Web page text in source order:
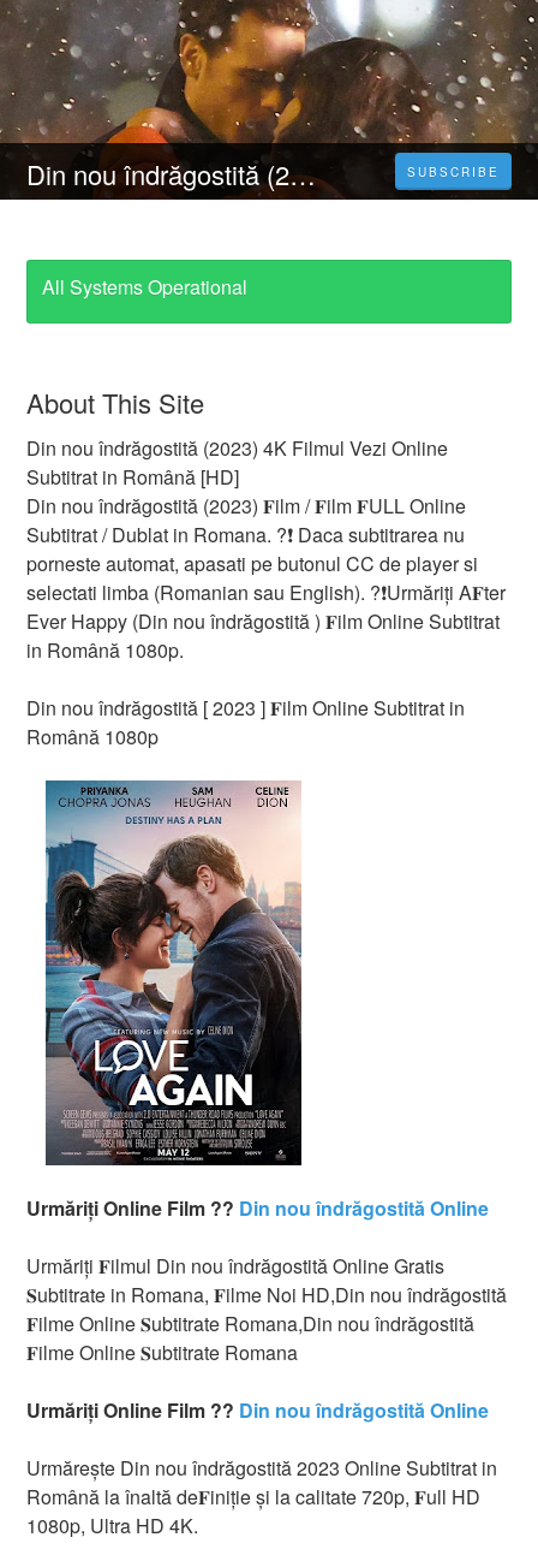
Din nou îndrăgostită (2023) 4K Filmul Vezi Online Subtitrat in Română [HD] SUBSCRIBE
All Systems Operational
About This Site
Din nou îndrăgostită (2023) 4K Filmul Vezi Online
Subtitrat in Română [HD]
Din nou îndrăgostită (2023) 𝐅ilm / 𝐅ilm 𝐅ULL Online
Subtitrat / Dublat in Romana. ?❗️️ Daca subtitrarea nu
porneste automat, apasati pe butonul CC de player si
selectati limba (Romanian sau English). ?❗️️Urmăriți A𝐅ter
Ever Happy (Din nou îndrăgostită ) 𝐅ilm Online Subtitrat
in Română 1080p.
Din nou îndrăgostită [ 2023 ] 𝐅ilm Online Subtitrat in
Română 1080p
Urmăriți Online Film ?? Din nou îndrăgostită Online
Urmăriți 𝐅ilmul Din nou îndrăgostită Online Gratis
𝐒ubtitrate in Romana, 𝐅ilme Noi HD,Din nou îndrăgostită
𝐅ilme Online 𝐒ubtitrate Romana,Din nou îndrăgostită
𝐅ilme Online 𝐒ubtitrate Romana
Urmăriți Online Film ?? Din nou îndrăgostită Online
Urmărește Din nou îndrăgostită 2023 Online Subtitrat in
Română la înaltă de𝐅iniție și la calitate 720p, 𝐅ull HD
1080p, Ultra HD 4K.